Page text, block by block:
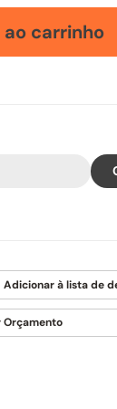
carrinho
Orçamento